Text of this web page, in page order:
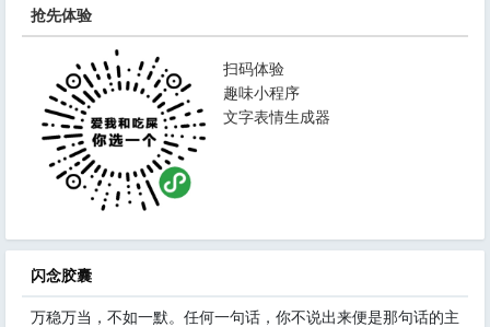
抢先体验
扫码体验
趣味小程序
文字表情生成器
闪念胶囊
万稳万当，不如一默。任何一句话，你不说出来便是那句话的主